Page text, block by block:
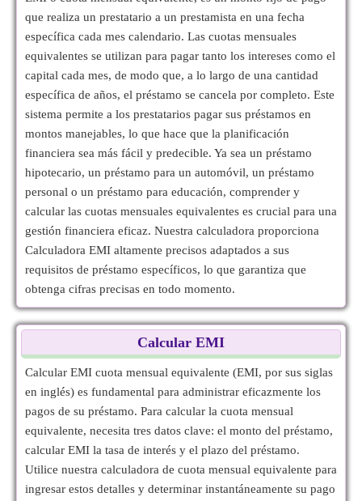
que realiza un prestatario a un prestamista en una fecha
específica cada mes calendario. Las cuotas mensuales
equivalentes se utilizan para pagar tanto los intereses como el
capital cada mes, de modo que, a lo largo de una cantidad
específica de años, el préstamo se cancela por completo. Este
sistema permite a los prestatarios pagar sus préstamos en
montos manejables, lo que hace que la planificación
financiera sea más fácil y predecible. Ya sea un préstamo
hipotecario, un préstamo para un automóvil, un préstamo
personal o un préstamo para educación, comprender y
calcular las cuotas mensuales equivalentes es crucial para una
gestión financiera eficaz. Nuestra calculadora proporciona
Calculadora EMI altamente precisos adaptados a sus
requisitos de préstamo específicos, lo que garantiza que
obtenga cifras precisas en todo momento.
Calcular EMI
Calcular EMI cuota mensual equivalente (EMI, por sus siglas
en inglés) es fundamental para administrar eficazmente los
pagos de su préstamo. Para calcular la cuota mensual
equivalente, necesita tres datos clave: el monto del préstamo,
calcular EMI la tasa de interés y el plazo del préstamo.
Utilice nuestra calculadora de cuota mensual equivalente para
ingresar estos detalles y determinar instantáneamente su pago